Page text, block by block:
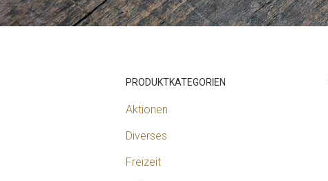
PRODUKTKATEGORIEN
Aktionen
Diverses
Freizeit